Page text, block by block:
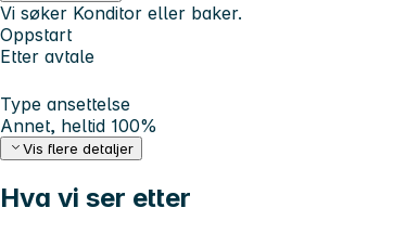
Vi søker Konditor eller baker.
Oppstart
Etter avtale
Type ansettelse
Annet, heltid 100%
Vis flere detaljer
Hva vi ser etter